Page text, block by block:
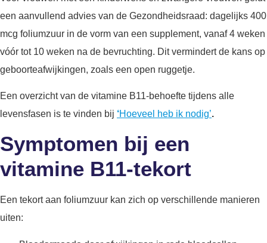
een aanvullend advies van de Gezondheidsraad: dagelijks 400
mcg foliumzuur in de vorm van een supplement, vanaf 4 weken
vóór tot 10 weken na de bevruchting. Dit vermindert de kans op
geboorteafwijkingen, zoals een open ruggetje.
Een overzicht van de vitamine B11-behoefte tijdens alle
levensfasen is te vinden bij ‘Hoeveel heb ik nodig’.
Symptomen bij een
vitamine B11-tekort
Een tekort aan foliumzuur kan zich op verschillende manieren
uiten: